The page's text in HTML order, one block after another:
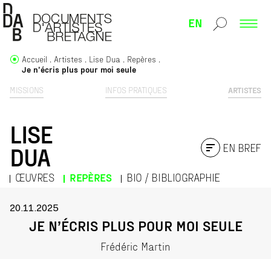
EN
MISSIONS INFOS PRATIQUES ARTISTES
Accueil Artistes Lise Dua
Repères
Je n’écris plus pour moi seule
LISE
DUA
ŒUVRES REPÈRES BIO / BIBLIOGRAPHIE
EN BREF
20.11.2025
JE N’ÉCRIS PLUS POUR MOI SEULE
Frédéric Martin